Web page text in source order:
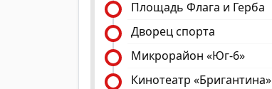
Площадь Флага и Герба
Дворец спорта
Микрорайон «Юг-6»
Кинотеатр «Бригантина»